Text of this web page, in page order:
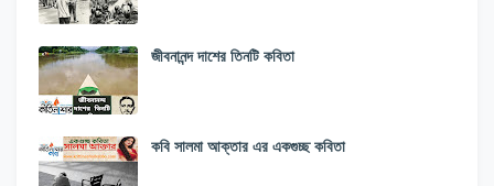
জীবনানন্দ দাশের তিনটি কবিতা
কবি সালমা আক্তার এর একগুচ্ছ কবিতা